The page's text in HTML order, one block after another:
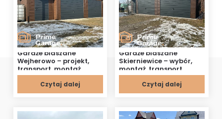
Garaże blaszane
Wejherowo – projekt,
transport, montaż
Czytaj dalej
Garaże blaszane
Skierniewice – wybór,
montaż, transport
Czytaj dalej